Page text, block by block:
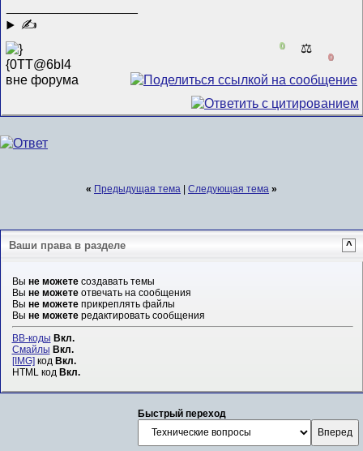
✍
0 ⚖️
0
« Предыдущая тема Следующая тема »
Ваши права в разделе ^
Вы не можетесоздавать темы
Вы не можетеотвечать на сообщения
Вы не можетеприкреплять файлы
Вы не можетередактировать сообщения
BB-коды Вкл.
Смайлы Вкл.
[IMG]код Вкл.
HTML код Вкл.
Быстрый переход